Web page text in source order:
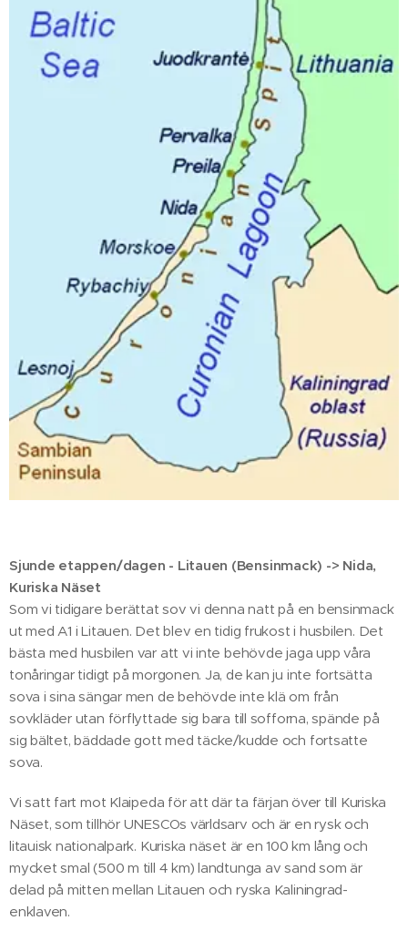
Sjunde etappen/dagen - Litauen (Bensinmack) -> Nida,
Kuriska Näset
Som vi tidigare berättat sov vi denna natt på en bensinmack
ut med A1 i Litauen. Det blev en tidig frukost i husbilen. Det
bästa med husbilen var att vi inte behövde jaga upp våra
tonåringar tidigt på morgonen. Ja, de kan ju inte fortsätta
sova i sina sängar men de behövde inte klä om från
sovkläder utan förflyttade sig bara till sofforna, spände på
sig bältet, bäddade gott med täcke/kudde och fortsatte
sova.
Vi satt fart mot Klaipeda för att där ta färjan över till Kuriska
Näset, som tillhör UNESCOs världsarv och är en rysk och
litauisk nationalpark. Kuriska näset är en 100 km lång och
mycket smal (500 m till 4 km) landtunga av sand som är
delad på mitten mellan Litauen och ryska Kaliningrad-
enklaven.